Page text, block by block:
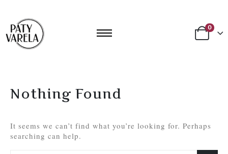
0
Nothing Found
It seems we can’t find what you’re looking for. Perhaps
searching can help.